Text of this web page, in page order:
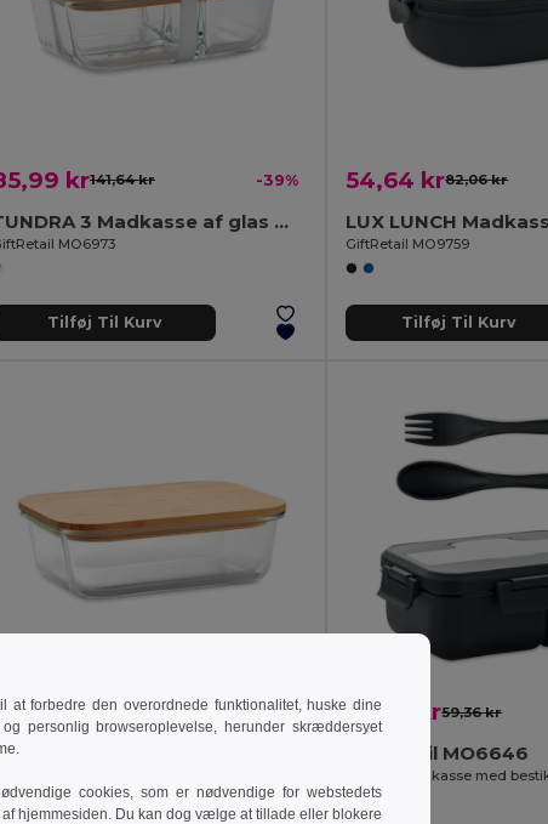
kr141,64 kr -39%
TUNDRA 3 Madkasse af glas med bambuslåg
MO6973
Tilføj Til Kurv
54,64 kr82,06 kr
GiftRetail MO9759
Tilføj Til Kurv
kr111,16 kr -45% 56,45 kr59,36 kr
GiftRetail MO6646
MAKAN Madkasse med
forbedre den overordnede funktionalitet, huske dine
personlig browseroplevelse, herunder skræddersyet
cookies, som er nødvendige for webstedets
hjemmesiden. Du kan dog vælge at tillade eller blokere